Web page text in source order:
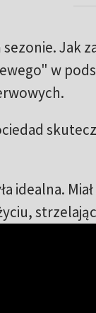
Jak
w
idealna.